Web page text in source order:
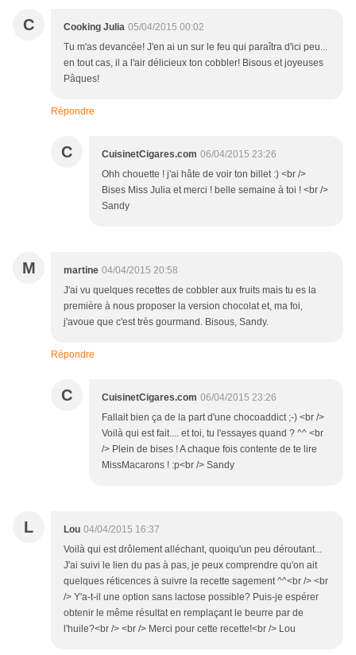
C Cooking Julia 05/04/2015 00:02
Tu m'as devancée! J'en ai un sur le feu qui paraîtra d'ici peu...
en tout cas, il a l'air délicieux ton cobbler! Bisous et joyeuses
Pâques!
Répondre
C CuisinetCigares.com 06/04/2015 23:26
Ohh chouette ! j'ai hâte de voir ton billet :) <br />
Bises Miss Julia et merci ! belle semaine à toi ! <br />
Sandy
M martine 04/04/2015 20:58
J'ai vu quelques recettes de cobbler aux fruits mais tu es la
première à nous proposer la version chocolat et, ma foi,
j'avoue que c'est très gourmand. Bisous, Sandy.
Répondre
C CuisinetCigares.com 06/04/2015 23:26
Fallait bien ça de la part d'une chocoaddict ;-) <br />
Voilà qui est fait.... et toi, tu l'essayes quand ? ^^ <br
/> Plein de bises ! A chaque fois contente de te lire
MissMacarons ! :p<br /> Sandy
L Lou 04/04/2015 16:37
Voilà qui est drôlement alléchant, quoiqu'un peu déroutant...
J'ai suivi le lien du pas à pas, je peux comprendre qu'on ait
quelques réticences à suivre la recette sagement ^^<br /> <br
/> Y'a-t-il une option sans lactose possible? Puis-je espérer
obtenir le même résultat en remplaçant le beurre par de
l'huile?<br /> <br /> Merci pour cette recette!<br /> Lou